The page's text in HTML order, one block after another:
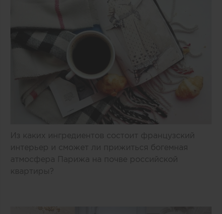
Из каких ингредиентов состоит французский
интерьер и сможет ли прижиться богемная
атмосфера Парижа на почве российской
квартиры?